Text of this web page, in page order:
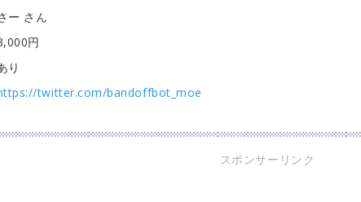
ー さん
円
り
twitter.com/bandoffbot_moe
スポンサーリンク